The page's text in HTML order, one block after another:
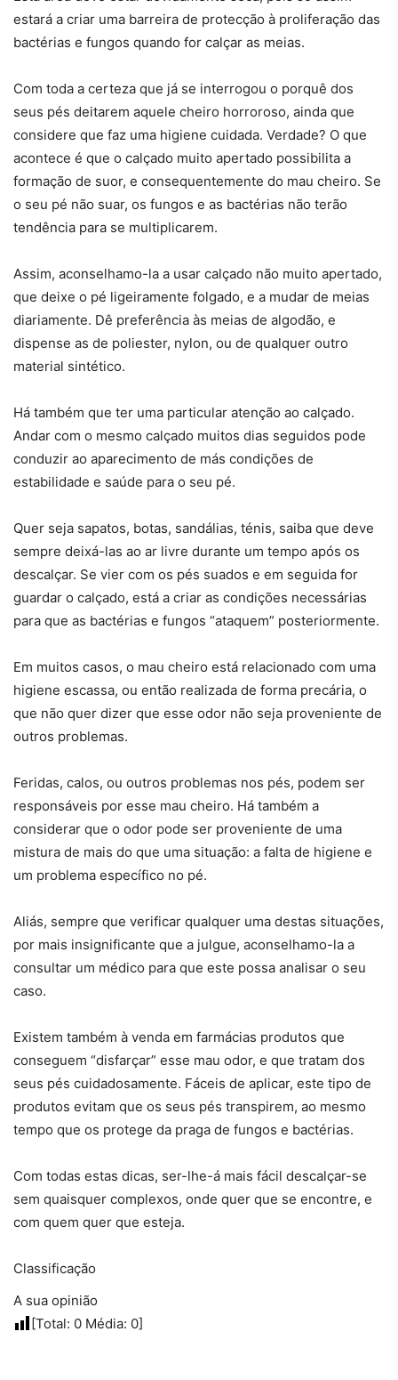
estará a criar uma barreira de protecção à proliferação das
bactérias e fungos quando for calçar as meias.
Com toda a certeza que já se interrogou o porquê dos
seus pés deitarem aquele cheiro horroroso, ainda que
considere que faz uma higiene cuidada. Verdade? O que
acontece é que o calçado muito apertado possibilita a
formação de suor, e consequentemente do mau cheiro. Se
o seu pé não suar, os fungos e as bactérias não terão
tendência para se multiplicarem.
Assim, aconselhamo-la a usar calçado não muito apertado,
que deixe o pé ligeiramente folgado, e a mudar de meias
diariamente. Dê preferência às meias de algodão, e
dispense as de poliester, nylon, ou de qualquer outro
material sintético.
Há também que ter uma particular atenção ao calçado.
Andar com o mesmo calçado muitos dias seguidos pode
conduzir ao aparecimento de más condições de
estabilidade e saúde para o seu pé.
Quer seja sapatos, botas, sandálias, ténis, saiba que deve
sempre deixá-las ao ar livre durante um tempo após os
descalçar. Se vier com os pés suados e em seguida for
guardar o calçado, está a criar as condições necessárias
para que as bactérias e fungos “ataquem” posteriormente.
Em muitos casos, o mau cheiro está relacionado com uma
higiene escassa, ou então realizada de forma precária, o
que não quer dizer que esse odor não seja proveniente de
outros problemas.
Feridas, calos, ou outros problemas nos pés, podem ser
responsáveis por esse mau cheiro. Há também a
considerar que o odor pode ser proveniente de uma
mistura de mais do que uma situação: a falta de higiene e
um problema específico no pé.
Aliás, sempre que verificar qualquer uma destas situações,
por mais insignificante que a julgue, aconselhamo-la a
consultar um médico para que este possa analisar o seu
caso.
Existem também à venda em farmácias produtos que
conseguem “disfarçar” esse mau odor, e que tratam dos
seus pés cuidadosamente. Fáceis de aplicar, este tipo de
produtos evitam que os seus pés transpirem, ao mesmo
tempo que os protege da praga de fungos e bactérias.
Com todas estas dicas, ser-lhe-á mais fácil descalçar-se
sem quaisquer complexos, onde quer que se encontre, e
com quem quer que esteja.
Classificação
A sua opinião
[Total: 0 Média: 0]